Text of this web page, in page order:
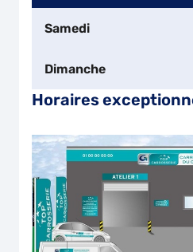
Samedi
Dimanche
Horaires